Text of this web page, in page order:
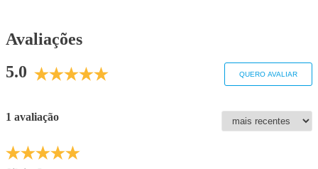
Avaliações
5.0
QUERO AVALIAR
1 avaliação